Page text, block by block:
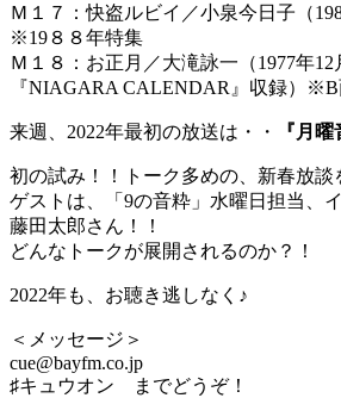
Ｍ１７：快盗ルビイ／小泉今日子（
※19８８年特集
Ｍ１８：お正月／大滝詠一（1977年
『NIAGARA CALENDAR』収録）
来週、2022年最初の放送は・・ 『月
初の試み！！トーク多めの、新春放談
ゲストは、「9の音粋」水曜日担当、
藤田太郎さん！！
どんなトークが展開されるのか？！
2022年も、お聴き逃しなく♪
＜メッセージ＞
cue@bayfm.co.jp
♯キュウオン までどうぞ！